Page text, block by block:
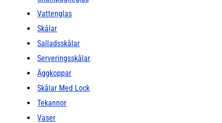
Vattenglas
Skålar
Salladsskålar
Serveringsskålar
Äggkoppar
Skålar Med Lock
Tekannor
Vaser